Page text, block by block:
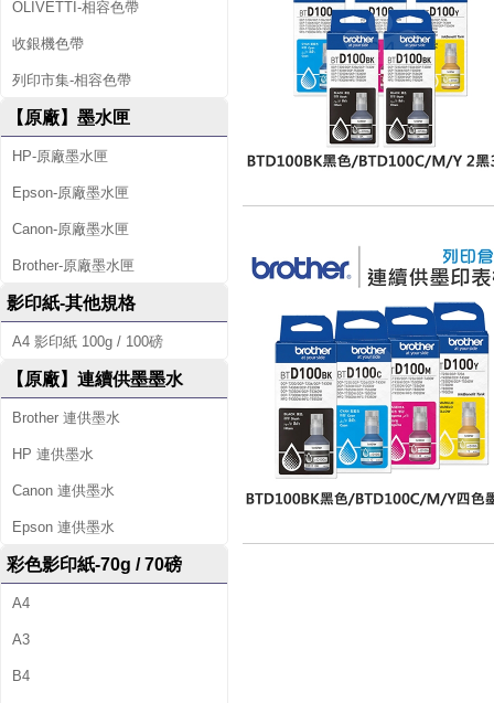
OLIVETTI-相容色帶
收銀機色帶
列印市集-相容色帶
【原廠】墨水匣
HP-原廠墨水匣
Epson-原廠墨水匣
Canon-原廠墨水匣
Brother-原廠墨水匣
影印紙-其他規格
A4 影印紙 100g / 100磅
【原廠】連續供墨墨水
Brother 連供墨水
HP 連供墨水
Canon 連供墨水
Epson 連供墨水
彩色影印紙-70g / 70磅
A4
A3
B4